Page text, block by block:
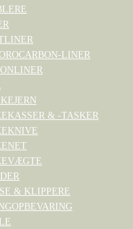
LINER
& -TASKER
& KLIPPERE